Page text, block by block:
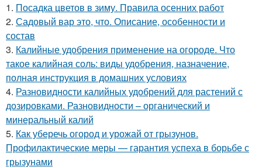
1. Посадка цветов в зиму. Правила осенних работ
2. Садовый вар это, что. Описание, особенности и
состав
3. Калийные удобрения применение на огороде. Что
такое калийная соль: виды удобрения, назначение,
полная инструкция в домашних условиях
4. Разновидности калийных удобрений для растений с
дозировками. Разновидности – органический и
минеральный калий
5. Как уберечь огород и урожай от грызунов.
Профилактические меры — гарантия успеха в борьбе с
грызунами